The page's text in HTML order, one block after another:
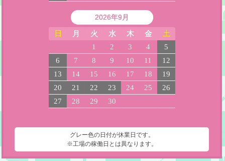
2026年9月
日 月 火 水 木 金 土
1 2 3 4
5
6
7 8 9 10 11
12
13
14 15 16 17 18
19
20
21 22 23 24 25
26
27
28 29 30
グレー色の日付が休業日です。
※工場の稼働日とは異なります。